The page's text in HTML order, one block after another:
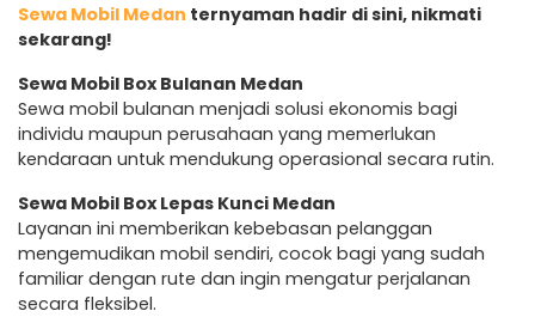
Sewa Mobil Medan ternyaman hadir di sini, nikmati
sekarang!
Sewa Mobil Box Bulanan Medan
Sewa mobil bulanan menjadi solusi ekonomis bagi
individu maupun perusahaan yang memerlukan
kendaraan untuk mendukung operasional secara rutin.
Sewa Mobil Box Lepas Kunci Medan
Layanan ini memberikan kebebasan pelanggan
mengemudikan mobil sendiri, cocok bagi yang sudah
familiar dengan rute dan ingin mengatur perjalanan
secara fleksibel.